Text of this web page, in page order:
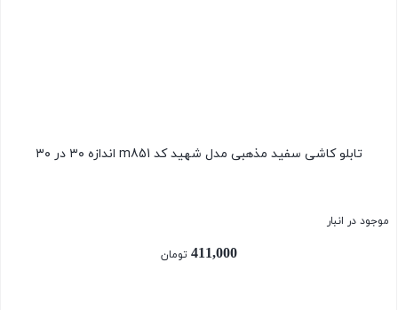
تابلو کاشی سفید مذهبی مدل شهید کد m851 اندازه ۳۰ در ۳۰
موجود در انبار
411,000 تومان